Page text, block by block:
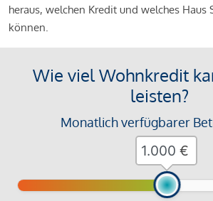
heraus, welchen Kredit und welches Haus
können.
Wie viel Wohnkredit
leisten?
Monatlich verfügbarer
€